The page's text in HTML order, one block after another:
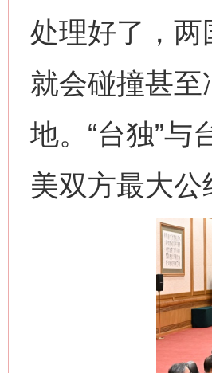
处理好了，
就会碰撞甚
地。“台独”
美双方最大